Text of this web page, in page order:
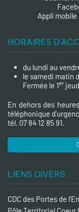
Appli mobile
HORAIRES
du lundi au
le samedi matin
Fermée le 1er
En dehors des
téléphonique
tél. 07 84 12 85 91.
LIENS DIVERS
CDC des Portes de